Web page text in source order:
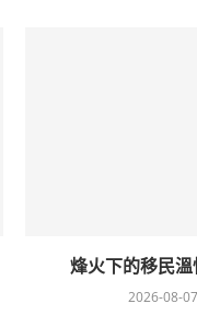
烽火下的移民溫
2026-08-